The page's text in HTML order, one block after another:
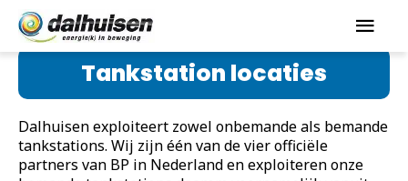
Tankstation locaties
Dalhuisen exploiteert zowel onbemande als bemande
tankstations. Wij zijn één van de vier officiële
partners van BP in Nederland en exploiteren onze